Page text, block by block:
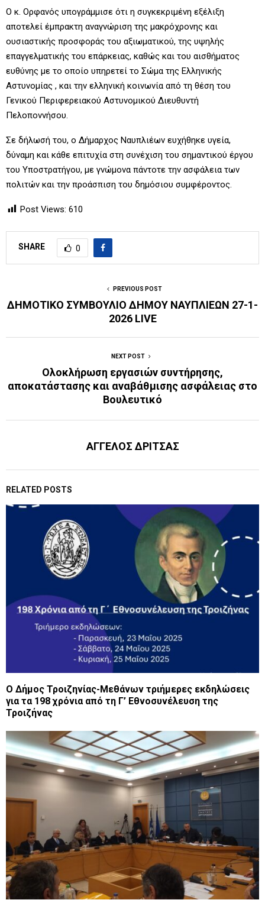
Ο κ. Ορφανός υπογράμμισε ότι η συγκεκριμένη εξέλιξη
αποτελεί έμπρακτη αναγνώριση της μακρόχρονης και
ουσιαστικής προσφοράς του αξιωματικού, της υψηλής
επαγγελματικής του επάρκειας, καθώς και του αισθήματος
ευθύνης με το οποίο υπηρετεί το Σώμα της Ελληνικής
Αστυνομίας , και την ελληνική κοινωνία από τη θέση του
Γενικού Περιφερειακού Αστυνομικού Διευθυντή
Πελοποννήσου.
Σε δήλωσή του, ο Δήμαρχος Ναυπλιέων ευχήθηκε υγεία,
δύναμη και κάθε επιτυχία στη συνέχιση του σημαντικού έργου
του Υποστρατήγου, με γνώμονα πάντοτε την ασφάλεια των
πολιτών και την προάσπιση του δημόσιου συμφέροντος.
Post Views: 610
SHARE 0
PREVIOUS POST
ΔΗΜΟΤΙΚΟ ΣΥΜΒΟΥΛΙΟ ΔΗΜΟΥ ΝΑΥΠΛΙΕΩΝ 27-1-
2026 LIVE
NEXT POST
Ολοκλήρωση εργασιών συντήρησης,
αποκατάστασης και αναβάθμισης ασφάλειας στο
Βουλευτικό
ΑΓΓΕΛΟΣ ΔΡΙΤΣΑΣ
RELATED POSTS
Ο Δήμος Τροιζηνίας-Μεθάνων τριήμερες εκδηλώσεις
για τα 198 χρόνια από τη Γ’ Εθνοσυνέλευση της
Τροιζήνας